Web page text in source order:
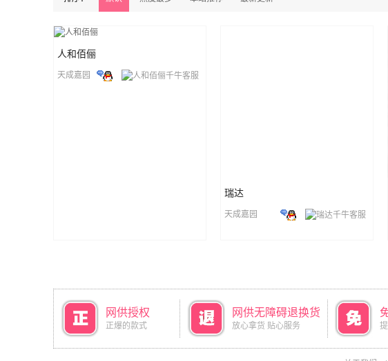
人和佰俪
天成嘉园
瑞达
天成嘉园
网供授权
正爆的款式
网供无障碍退换货
放心拿货 贴心服务